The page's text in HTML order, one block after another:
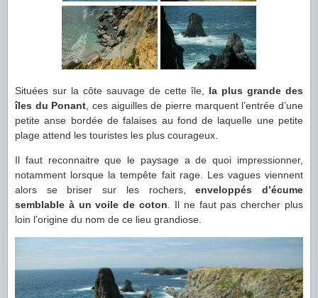
Situées sur la côte sauvage de cette île, la plus grande des
îles du Ponant, ces aiguilles de pierre marquent l’entrée d’une
petite anse bordée de falaises au fond de laquelle une petite
plage attend les touristes les plus courageux.
Il faut reconnaitre que le paysage a de quoi impressionner,
notamment lorsque la tempête fait rage. Les vagues viennent
alors se briser sur les rochers,enveloppés d’écume
semblable à un voile de coton. Il ne faut pas chercher plus
loin l’origine du nom de ce lieu grandiose.